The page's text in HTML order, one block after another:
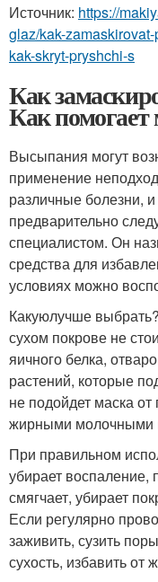
Источник: https://
glaz/kak-
kak-skryt-pryshchi-s
Как
Как
Высыпания могут
применение
различные болезни,
предварительно
специалистом. Он
средства для
условиях можно
Какуюлучше
сухом покрове не
яичного белка,
растений, которые
не подойдет маска
жирными молочными
При правильном
убирает
смягчает, убирает
Если регулярно
заживить, сузить
сухость, избавить от